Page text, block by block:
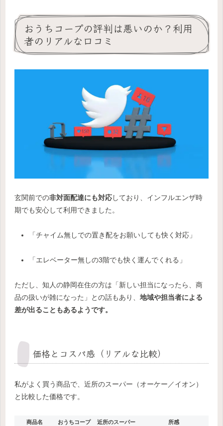
おうちコープの評判は悪いのか？利用
者のリアルな口コミ
玄関前での非対面配達にも対応しており、インフルエンザ時
期でも安心して利用できました。
「チャイム無しでの置き配をお願いしても快く対応」
「エレベーター無しの3階でも快く運んでくれる」
ただし、知人の静岡在住の方は「新しい担当になったら、商
品の扱いが雑になった」との話もあり、 地域や担当者による
差が出ることもあるようです。
価格とコスパ感（リアルな比較）
私がよく買う商品で、近所のスーパー（オーケー／イオン）
と比較した価格です。
商品名 おうちコープ 近所のスーパー 所感